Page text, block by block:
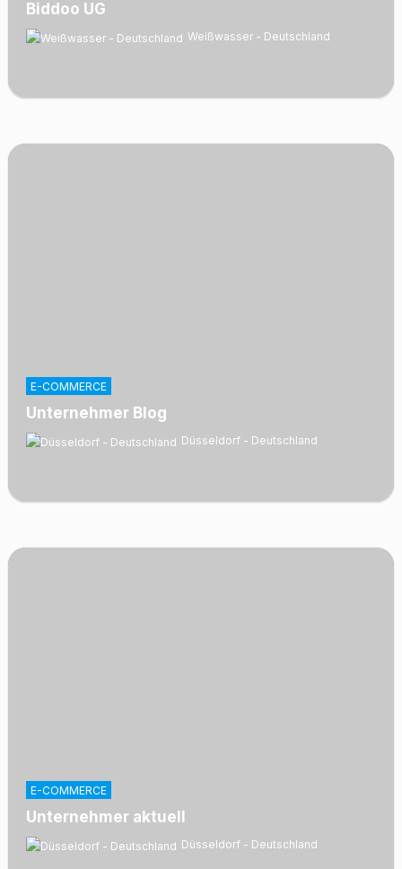
Biddoo UG
Weißwasser - Deutschland
E-COMMERCE
Unternehmer Blog
Düsseldorf - Deutschland
E-COMMERCE
Unternehmer aktuell
Düsseldorf - Deutschland